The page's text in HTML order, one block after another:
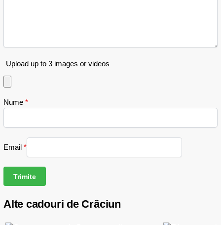
Upload up to 3 images or videos
Nume *
Email *
Alte cadouri de Crăciun